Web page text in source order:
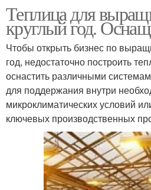
Теплица для
круглый год.
Чтобы открыть бизнес по
год, недостаточно построить
оснастить различными
для поддержания внутри
микроклиматических условий
ключевых производственных